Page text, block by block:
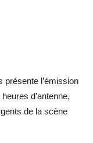
présente l’émission
d’antenne,
de la scène